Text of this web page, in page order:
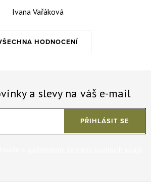
HODNOCENÍ
Ivana Vařáková
a slevy na váš e-mail
PŘIHLÁSIT SE